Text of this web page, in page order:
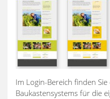
Im Login-Bereich finden
Baukastensystems für die